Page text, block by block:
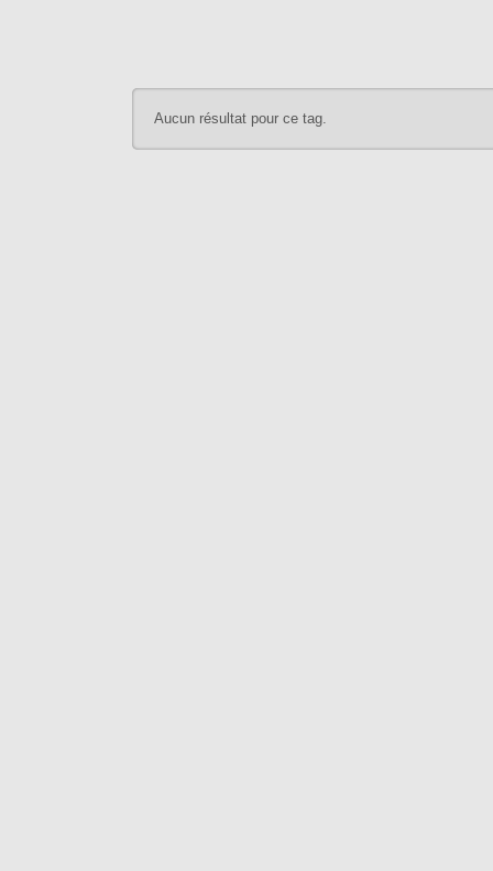
Aucun résultat pour ce tag.